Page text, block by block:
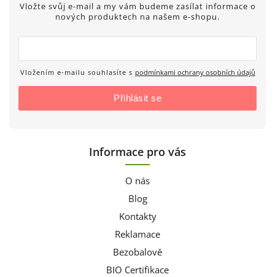
Vložte svůj e-mail a my vám budeme zasílat informace o
nových produktech na našem e-shopu.
Vložením e-mailu souhlasíte s podmínkami ochrany osobních údajů
Přihlásit se
Informace pro vás
O nás
Blog
Kontakty
Reklamace
Bezobalově
BIO Certifikace